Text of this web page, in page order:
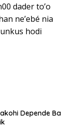
dader to’o
ne’ebé nia
hodi
Depende Ba